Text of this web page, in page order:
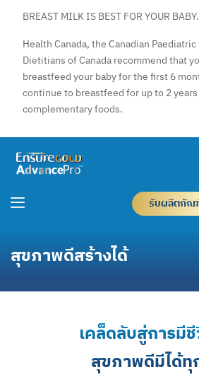
BREAST MILK IS BEST FOR YOUR BABY.
Health Canada, the Canadian
Dietitians of Canada recommend that
breastfeed your baby for the first 6
continue to breastfeed for up to 2
complementary foods.
รับผลิตภัณ
สุขภาพดีสร้างได้
เคล็ดลับสู่การมี
สุขภาพดีมีได้